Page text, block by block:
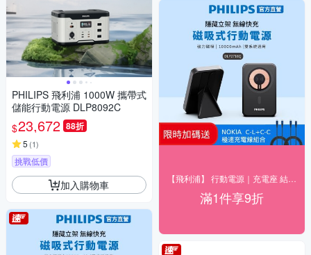
PHILIPS 飛利浦 1000W 攜帶式
儲能行動電源 DLP8092C
$23,672 88折
5 (1)
挑戰低價
加入購物車
滿1件享9折